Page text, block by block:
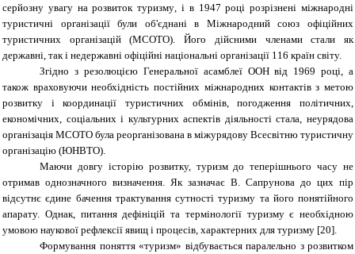
серйозну увагу на розвиток туризму ,і в1947році розрізнені міжнародні
туристичні організації були об'єднані в Міжнародний союз офіційних
туристичних організацій(МСОТО).Його дійсними членами стали як
державні, так і недержавні офіційні національні організації 116 країн світу.
Згідно з резолюцією Генеральної асамблеї ООН від 1969 році, а
також враховуючи необхідність постійних міжнародних контактів з метою
розвитку і координації туристичних обмінів, погодження політичних,
економічних, соціальних і культурних аспектів діяльності стала, неурядова
організація МСОТО була реорганізована в міжурядову Всесвітню туристичну
організацію (ЮНВТО).
Маючи довгу історію розвитку, туризм до теперішнього часу не
отримав однозначного визначення. Як зазначає В. Сапрунова до цих пір
відсутнє єдине бачення трактування сутності туризму та його понятійного
апарату. Однак, питання дефініцій та термінології туризму є необхідною
умовою наукової рефлексії явищ і процесів, характерних для туризму [20].
Формування поняття «туризм» відбувається паралельно з розвитком